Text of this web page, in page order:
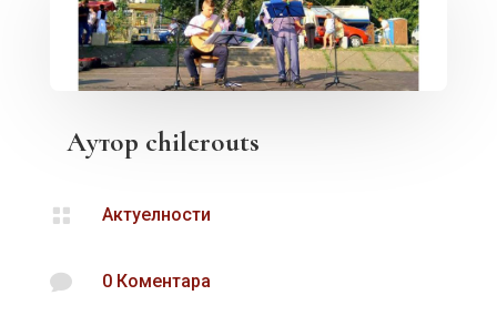
Аутор chilerouts
 Актуелности
 0 Коментара